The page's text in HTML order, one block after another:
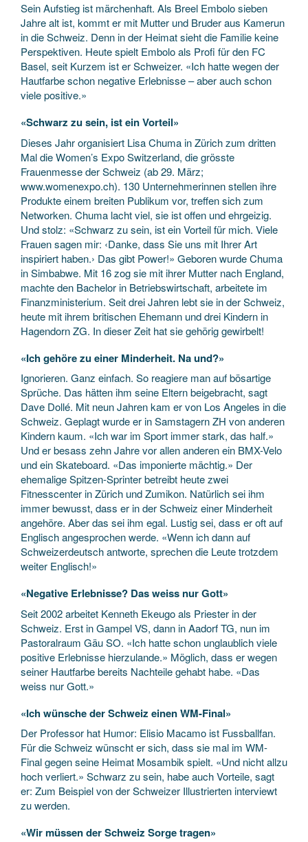
Sein Aufstieg ist märchenhaft. Als Breel Embolo sieben
Jahre alt ist, kommt er mit Mutter und Bruder aus Kamerun
in die Schweiz. Denn in der Heimat sieht die Familie keine
Perspektiven. Heute spielt Embolo als Profi für den FC
Basel, seit Kurzem ist er Schweizer. «Ich hatte wegen der
Hautfarbe schon negative Erlebnisse – aber auch schon
viele positive.»
«Schwarz zu sein, ist ein Vorteil»
Dieses Jahr organisiert Lisa Chuma in Zürich zum dritten
Mal die Women’s Expo Switzerland, die grösste
Frauenmesse der Schweiz (ab 29. März;
www.womenexpo.ch). 130 Unternehmerinnen stellen ihre
Produkte einem breiten Publikum vor, treffen sich zum
Networken. Chuma lacht viel, sie ist offen und ehrgeizig.
Und stolz: «Schwarz zu sein, ist ein Vorteil für mich. Viele
Frauen sagen mir: ‹Danke, dass Sie uns mit Ihrer Art
inspiriert haben.› Das gibt Power!» Geboren wurde Chuma
in Simbabwe. Mit 16 zog sie mit ihrer Mutter nach England,
machte den Bachelor in Betriebswirtschaft, arbeitete im
Finanzministerium. Seit drei Jahren lebt sie in der Schweiz,
heute mit ihrem britischen Ehemann und drei Kindern in
Hagendorn ZG. In dieser Zeit hat sie gehörig gewirbelt!
«Ich gehöre zu einer Minderheit. Na und?»
Ignorieren. Ganz einfach. So reagiere man auf bösartige
Sprüche. Das hätten ihm seine Eltern beigebracht, sagt
Dave Dollé. Mit neun Jahren kam er von Los Angeles in die
Schweiz. Geplagt wurde er in Samstagern ZH von anderen
Kindern kaum. «Ich war im Sport immer stark, das half.»
Und er besass zehn Jahre vor allen anderen ein BMX-Velo
und ein Skateboard. «Das imponierte mächtig.» Der
ehemalige Spitzen-Sprinter betreibt heute zwei
Fitnesscenter in Zürich und Zumikon. Natürlich sei ihm
immer bewusst, dass er in der Schweiz einer Minderheit
angehöre. Aber das sei ihm egal. Lustig sei, dass er oft auf
Englisch angesprochen werde. «Wenn ich dann auf
Schweizerdeutsch antworte, sprechen die Leute trotzdem
weiter Englisch!»
«Negative Erlebnisse? Das weiss nur Gott»
Seit 2002 arbeitet Kenneth Ekeugo als Priester in der
Schweiz. Erst in Gampel VS, dann in Aadorf TG, nun im
Pastoralraum Gäu SO. «Ich hatte schon unglaublich viele
positive Erlebnisse hierzulande.» Möglich, dass er wegen
seiner Hautfarbe bereits Nachteile gehabt habe. «Das
weiss nur Gott.»
«Ich wünsche der Schweiz einen WM-Final»
Der Professor hat Humor: Elisio Macamo ist Fussballfan.
Für die Schweiz wünscht er sich, dass sie mal im WM-
Final gegen seine Heimat Mosambik spielt. «Und nicht allzu
hoch verliert.» Schwarz zu sein, habe auch Vorteile, sagt
er: Zum Beispiel von der Schweizer Illustrierten interviewt
zu werden.
«Wir müssen der Schweiz Sorge tragen»